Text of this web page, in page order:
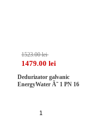
1523.00 lei
1479.00 lei
Dedurizator galvanic
EnergyWater Ã˜ 1 PN 16